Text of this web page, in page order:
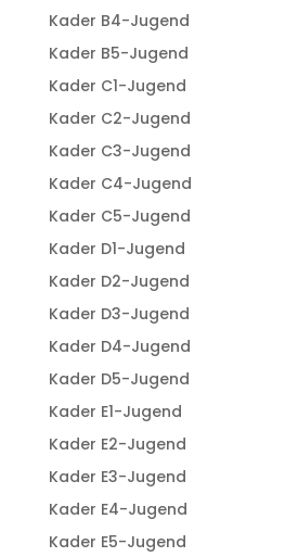
Kader B4-Jugend
Kader B5-Jugend
Kader C1-Jugend
Kader C2-Jugend
Kader C3-Jugend
Kader C4-Jugend
Kader C5-Jugend
Kader D1-Jugend
Kader D2-Jugend
Kader D3-Jugend
Kader D4-Jugend
Kader D5-Jugend
Kader E1-Jugend
Kader E2-Jugend
Kader E3-Jugend
Kader E4-Jugend
Kader E5-Jugend